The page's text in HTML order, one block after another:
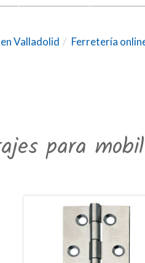
Valladolid Ferretería
para